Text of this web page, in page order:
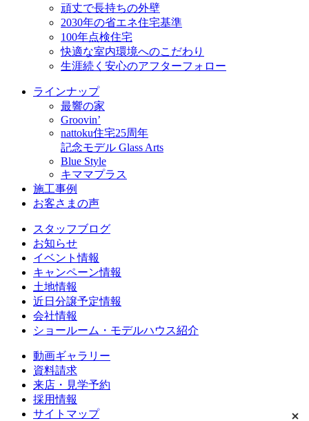
頑丈で長持ちの外壁
2030年の省エネ住宅基準
100年点検住宅
快適な室内環境へのこだわり
生涯続く安心のアフターフォロー
ラインナップ
最響の家
Groovin’
nattoku住宅25周年
記念モデル Glass Arts
Blue Style
キママプラス
施工事例
お客さまの声
スタッフブログ
お知らせ
イベント情報
キャンペーン情報
土地情報
近日分譲予定情報
会社情報
ショールーム・モデルハウス紹介
動画ギャラリー
資料請求
来店・見学予約
採用情報
サイトマップ